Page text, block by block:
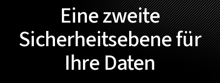
Eine zweite
Sicherheitsebene für
Ihre Daten